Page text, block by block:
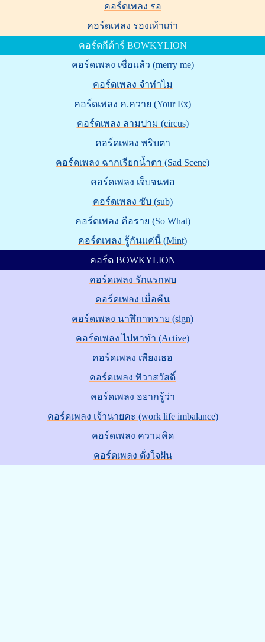
คอร์ดเพลง รอ
คอร์ดเพลง รองเท้าเก่า
คอร์ดกีต้าร์ BOWKYLION
คอร์ดเพลง เชื่อแล้ว (merry me)
คอร์ดเพลง จำทำไม
คอร์ดเพลง ค.ควาย (Your Ex)
คอร์ดเพลง ลามปาม (circus)
คอร์ดเพลง พริบตา
คอร์ดเพลง ฉากเรียกน้ำตา (Sad Scene)
คอร์ดเพลง เจ็บจนพอ
คอร์ดเพลง ซับ (sub)
คอร์ดเพลง คือราย (So What)
คอร์ดเพลง รู้กันแค่นี้ (Mint)
คอร์ด BOWKYLION
คอร์ดเพลง รักแรกพบ
คอร์ดเพลง เมื่อคืน
คอร์ดเพลง นาฬิกาทราย (sign)
คอร์ดเพลง ไปหาทำ (Active)
คอร์ดเพลง เพียงเธอ
คอร์ดเพลง ทิวาสวัสดิ์
คอร์ดเพลง อยากรู้ว่า
คอร์ดเพลง เจ้านายคะ (work life imbalance)
คอร์ดเพลง ความคิด
คอร์ดเพลง ดั่งใจฝัน